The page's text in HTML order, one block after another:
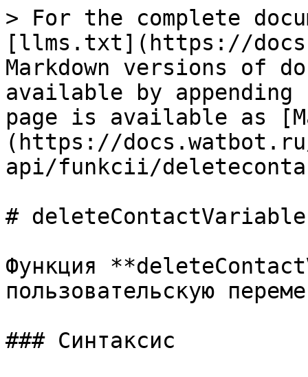
> For the complete
[llms.txt](https://
Markdown versions of
available by
page is available as
(https://
api/funkcii/
#
Функция
пользовательскую
### Синтаксис